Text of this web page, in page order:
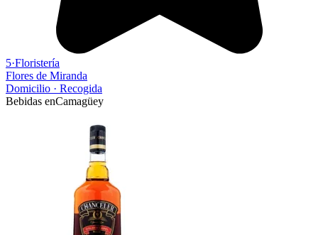
5·Floristería
Flores de Miranda
Domicilio · Recogida
Bebidas enCamagüey